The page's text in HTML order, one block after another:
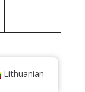
Lithuanian